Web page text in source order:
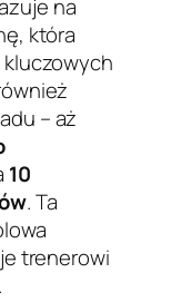
na
która
– aż
10
. Ta
trenerowi